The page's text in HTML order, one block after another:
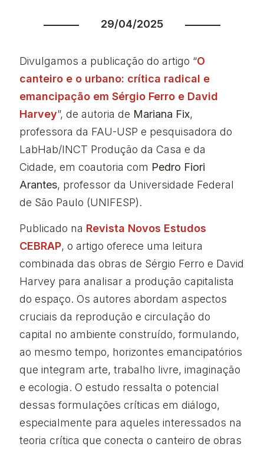
29/04/2025
Divulgamos a publicação do artigo “O
canteiro e o urbano: crítica radical e
emancipação em Sérgio Ferro e David
Harvey”, de autoria de Mariana Fix,
professora da FAU-USP e pesquisadora do
LabHab/INCT Produção da Casa e da
Cidade, em coautoria com Pedro Fiori
Arantes, professor da Universidade Federal
de São Paulo (UNIFESP).
Publicado na Revista Novos Estudos
CEBRAP, o artigo oferece uma leitura
combinada das obras de Sérgio Ferro e David
Harvey para analisar a produção capitalista
do espaço. Os autores abordam aspectos
cruciais da reprodução e circulação do
capital no ambiente construído, formulando,
ao mesmo tempo, horizontes emancipatórios
que integram arte, trabalho livre, imaginação
e ecologia. O estudo ressalta o potencial
dessas formulações críticas em diálogo,
especialmente para aqueles interessados na
teoria crítica que conecta o canteiro de obras